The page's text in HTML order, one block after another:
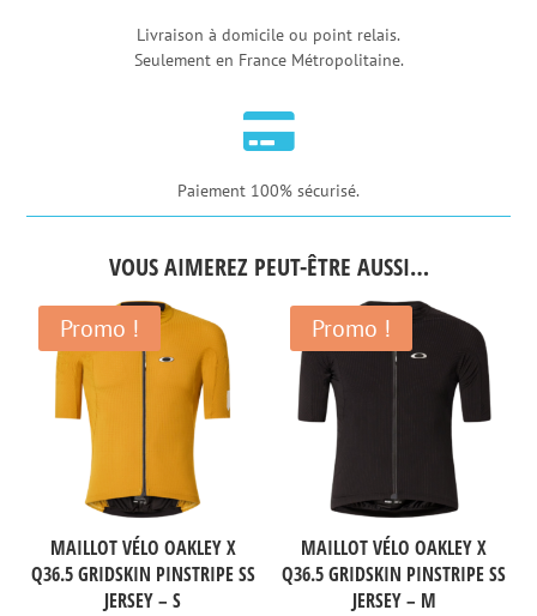
Livraison à domicile ou point relais.
Seulement en France Métropolitaine.

Paiement 100% sécurisé.
VOUS AIMEREZ PEUT-ÊTRE AUSSI…
Promo !
MAILLOT VÉLO OAKLEY X
Q36.5 GRIDSKIN PINSTRIPE SS
JERSEY – S
Promo !
MAILLOT VÉLO OAKLEY X
Q36.5 GRIDSKIN PINSTRIPE SS
JERSEY – M